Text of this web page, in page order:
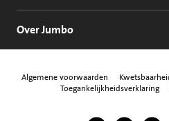
Over Jumbo
Algemene voorwaarden
Toegankelijkheidsverklaring